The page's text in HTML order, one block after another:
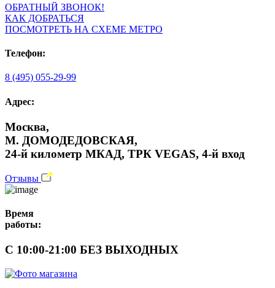
ОБРАТНЫЙ ЗВОНОК!
КАК ДОБРАТЬСЯ
ПОСМОТРЕТЬ НА СХЕМЕ МЕТРО
Телефон:
8 (495) 055-29-99
Адрес:
Москва,
М. ДОМОДЕДОВСКАЯ,
24-й километр МКАД, ТРК VEGAS, 4-й вход
Отзывы
Время
работы:
С 10:00-21:00 БЕЗ ВЫХОДНЫХ